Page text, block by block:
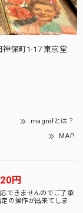
保町1-17 東京堂
magnifとは？
MAP
円
できませんのでご了承
の操作が出来てしま